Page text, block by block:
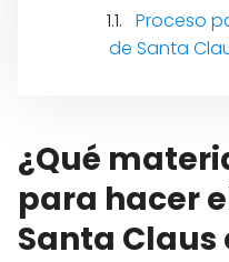
Proceso
de Santa
¿Qué
para hacer
Santa Claus